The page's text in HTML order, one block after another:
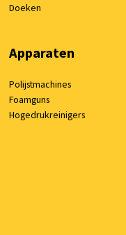
Doeken
Apparaten
Polijstmachines
Foamguns
Hogedrukreinigers